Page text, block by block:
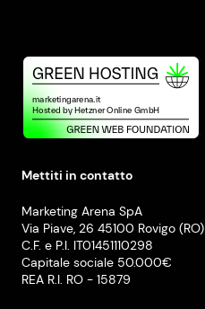
Mettiti in contatto
Marketing Arena SpA
Via Piave, 26 45100 Rovigo (RO)
C.F. e P.I. IT01451110298
Capitale sociale 50.000€
REA R.I. RO - 15879